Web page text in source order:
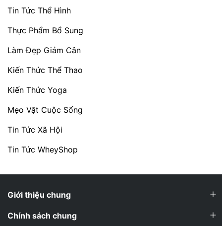
Tin Tức Thể Hình
Thực Phẩm Bổ Sung
Làm Đẹp Giảm Cân
Kiến Thức Thể Thao
Kiến Thức Yoga
Mẹo Vặt Cuộc Sống
Tin Tức Xã Hội
Tin Tức WheyShop
Giới thiệu chung
Chính sách chung